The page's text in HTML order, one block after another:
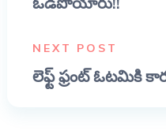
NEXT POST
లెఫ్ట్ ఫ్రంట్ ఓటమికి